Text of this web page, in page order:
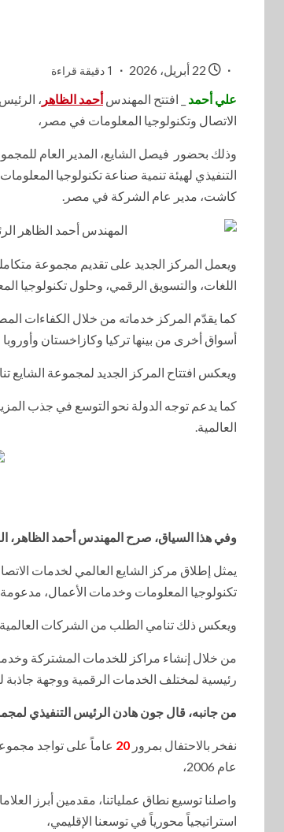
1 دقيقة قراءة
علي أحمد _ افتتح المهندسأحمد الظاهر ،
الاتصال وتكنولوجيا المعلومات في مصر،
وذلك بحضور فيصل الشايع، المدير العام
التنفيذي لهيئة تنمية صناعة تكنولوجيا
كاشت، مدير عام الشركة في مصر.
ويعمل المركز الجديد على تقديم مجموعة
اللغات، والتسويق الرقمي، وحلول تكنولوجيا
أسواق أخرى من بينها تركيا وكازاخستان
ويعكس افتتاح المركز الجديد لمجموعة الشايع
كما يدعم توجه الدولة نحو التوسع في جذب
العالمية.
وفي هذا السياق، صرح المهندس أحمد الظاهر،
يمثل إطلاق مركز الشايع العالمي لخدمات
تكنولوجيا المعلومات وخدمات الأعمال،
ويعكس ذلك تنامي الطلب من الشركات
من خلال إنشاء مراكز للخدمات المشتركة
رئيسية لمختلف الخدمات الرقمية ووجهة جاذبة
من جانبه، قال جون هادن الرئيس التنفيذي
نفخر بالاحتفال بمرور 20 عاماً على تواجد
عام 2006،
واصلنا توسيع نطاق عملياتنا، مقدمين أبرز
استراتيجياً محورياً في توسعنا الإقليمي،